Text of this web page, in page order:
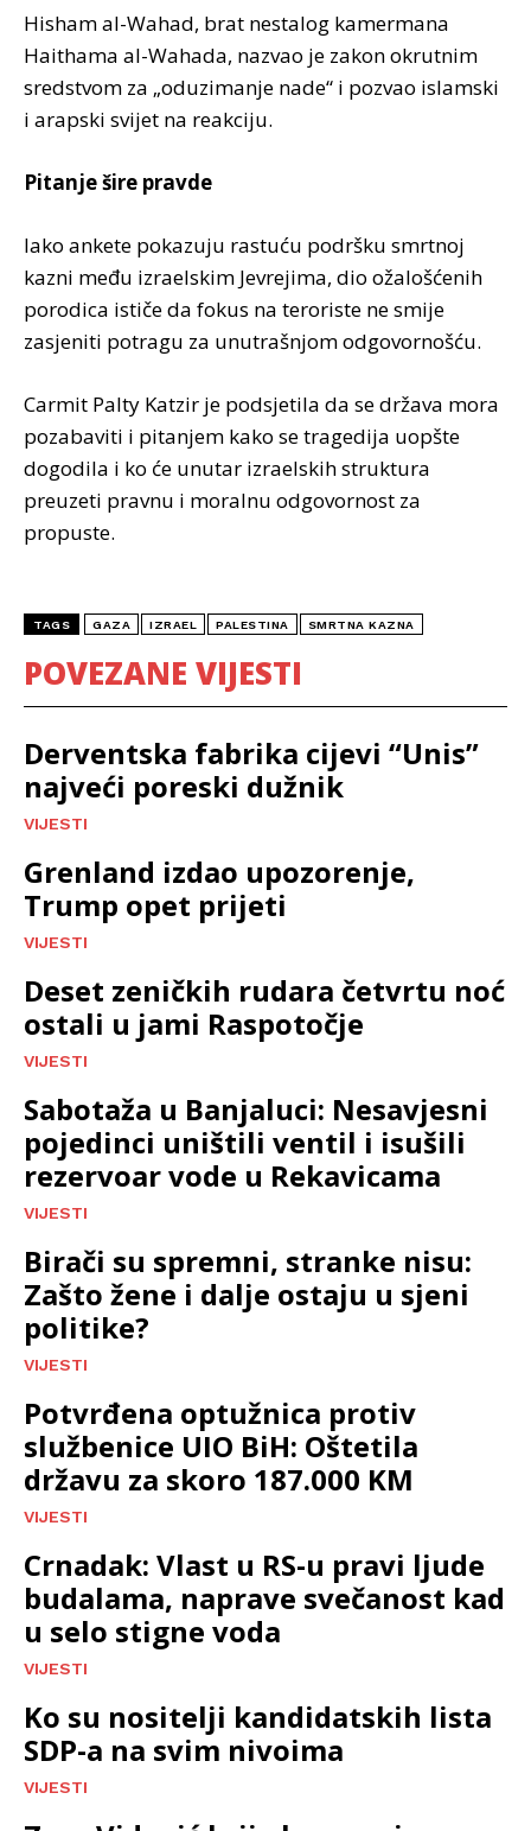
Hisham al-Wahad, brat nestalog kamermana
Haithama al-Wahada, nazvao je zakon okrutnim
sredstvom za „oduzimanje nade“ i pozvao islamski
i arapski svijet na reakciju.
Pitanje šire pravde
Iako ankete pokazuju rastuću podršku smrtnoj
kazni među izraelskim Jevrejima, dio ožalošćenih
porodica ističe da fokus na teroriste ne smije
zasjeniti potragu za unutrašnjom odgovornošću.
Carmit Palty Katzir je podsjetila da se država mora
pozabaviti i pitanjem kako se tragedija uopšte
dogodila i ko će unutar izraelskih struktura
preuzeti pravnu i moralnu odgovornost za
propuste.
TAGS GAZA IZRAEL PALESTINA SMRTNA KAZNA
POVEZANE VIJESTI
Derventska fabrika cijevi “Unis”
najveći poreski dužnik
VIJESTI
Grenland izdao upozorenje,
Trump opet prijeti
VIJESTI
Deset zeničkih rudara četvrtu noć
ostali u jami Raspotočje
VIJESTI
Sabotaža u Banjaluci: Nesavjesni
pojedinci uništili ventil i isušili
rezervoar vode u Rekavicama
VIJESTI
Birači su spremni, stranke nisu:
Zašto žene i dalje ostaju u sjeni
politike?
VIJESTI
Potvrđena optužnica protiv
službenice UIO BiH: Oštetila
državu za skoro 187.000 KM
VIJESTI
Crnadak: Vlast u RS-u pravi ljude
budalama, naprave svečanost kad
u selo stigne voda
VIJESTI
Ko su nositelji kandidatskih lista
SDP-a na svim nivoima
VIJESTI